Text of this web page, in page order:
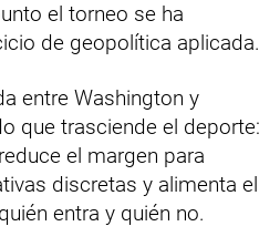
el torneo se ha
de geopolítica aplicada.
entre Washington y
que trasciende el deporte:
el margen para
discretas y alimenta el
entra y quién no.